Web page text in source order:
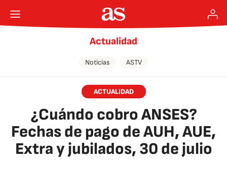
Actualidad
Noticias ASTV
ACTUALIDAD
¿Cuándo cobro ANSES?
Fechas de pago de AUH, AUE,
Extra y jubilados, 30 de julio